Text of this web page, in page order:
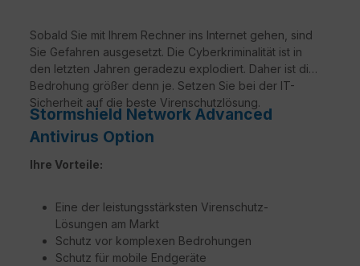
Sobald Sie mit Ihrem Rechner ins Internet gehen, sind
Sie Gefahren ausgesetzt. Die Cyberkriminalität ist in
den letzten Jahren geradezu explodiert. Daher ist die
Bedrohung größer denn je. Setzen Sie bei der IT-
Sicherheit auf die beste Virenschutzlösung.
Stormshield Network Advanced
Antivirus Option
Ihre Vorteile:
Eine der leistungsstärksten Virenschutz-
Lösungen am Markt
Schutz vor komplexen Bedrohungen
Schutz für mobile Endgeräte